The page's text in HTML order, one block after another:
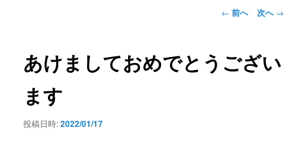
投
ビ
ゲ
← 前へ 次へ→
あけましておめでとうござい
ます
投稿日時:2022/01/17